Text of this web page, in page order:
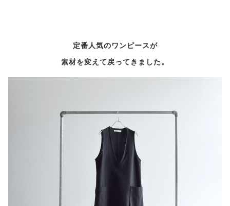
定番人気のワンピースが
素材を変えて戻ってきました。